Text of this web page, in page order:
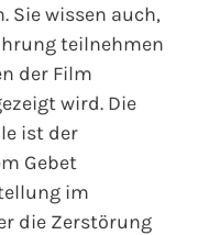
Sie wissen auch,
teilnehmen
der Film
wird. Die
ist der
Gebet
im
die Zerstörung